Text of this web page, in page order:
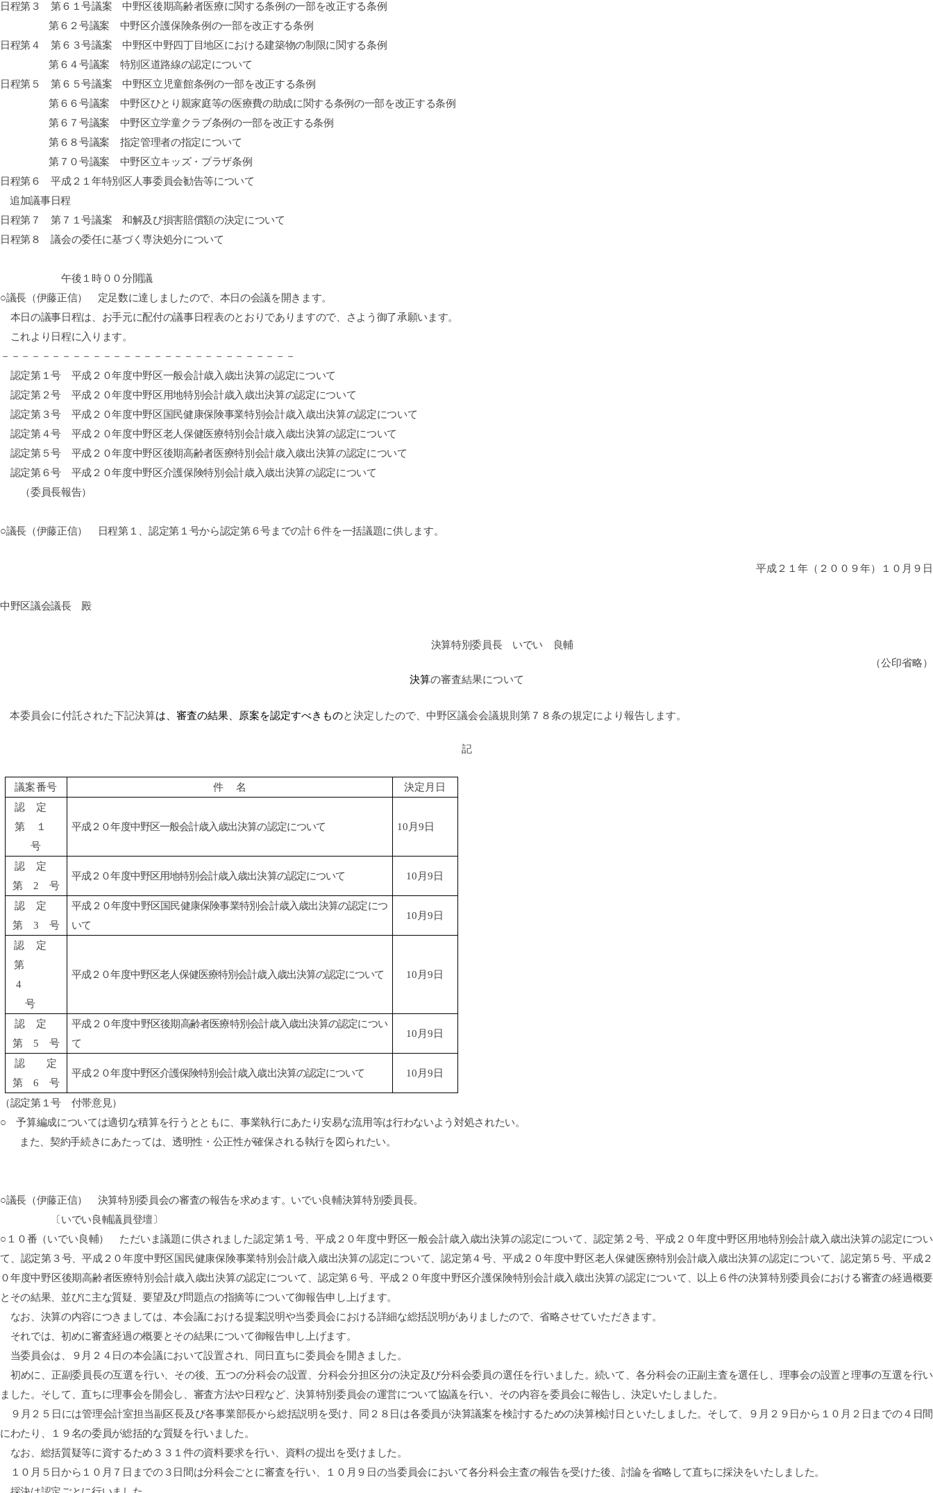
日程第３ 第６１号議案 中野区後期高齢者医療に関する条例の一部を改正する条例
第６２号議案 中野区介護保険条例の一部を改正する条例
日程第４ 第６３号議案 中野区中野四丁目地区における建築物の制限に関する条例
第６４号議案 特別区道路線の認定について
日程第５ 第６５号議案 中野区立児童館条例の一部を改正する条例
第６６号議案 中野区ひとり親家庭等の医療費の助成に関する条例の一部を改正する条例
第６７号議案 中野区立学童クラブ条例の一部を改正する条例
第６８号議案 指定管理者の指定について
第７０号議案 中野区立キッズ・プラザ条例
日程第６ 平成２１年特別区人事委員会勧告等について
追加議事日程
日程第７ 第７１号議案 和解及び損害賠償額の決定について
日程第８ 議会の委任に基づく専決処分について
午後１時００分開議
○議長（伊藤正信） 定足数に達しましたので、本日の会議を開きます。
本日の議事日程は、お手元に配付の議事日程表のとおりでありますので、さよう御了承願います。
これより日程に入ります。
－－－－－－－－－－－－－－－－－－－－－－－－－－－－－
認定第１号 平成２０年度中野区一般会計歳入歳出決算の認定について
認定第２号 平成２０年度中野区用地特別会計歳入歳出決算の認定について
認定第３号 平成２０年度中野区国民健康保険事業特別会計歳入歳出決算の認定について
認定第４号 平成２０年度中野区老人保健医療特別会計歳入歳出決算の認定について
認定第５号 平成２０年度中野区後期高齢者医療特別会計歳入歳出決算の認定について
認定第６号 平成２０年度中野区介護保険特別会計歳入歳出決算の認定について
（委員長報告）
○議長（伊藤正信） 日程第１、認定第１号から認定第６号までの計６件を一括議題に供します。
平成２１年（２００９年）１０月９日
中野区議会議長 殿
決算特別委員長 いでい 良輔
（公印省略）
決算の審査結果について
本委員会に付託された下記決算は、審査の結果、原案を認定すべきものと決定したので、中野区議会会議規則第７８条の規定により報告します。
記
議案番号 件名
決定月日
認定
第 １
号
平成２０年度中野区一般会計歳入歳出決算の認定について 10月9日
認定
第 2 号
平成２０年度中野区用地特別会計歳入歳出決算の認定について 10月9日
認定
第 3 号
平成２０年度中野区国民健康保険事業特別会計歳入歳出決算の認定につ
いて
10月9日
認定
第
4
号
平成２０年度中野区老人保健医療特別会計歳入歳出決算の認定について 10月9日
認定
第 5 号
平成２０年度中野区後期高齢者医療特別会計歳入歳出決算の認定につい
て
10月9日
認 定
第 6 号
平成２０年度中野区介護保険特別会計歳入歳出決算の認定について 10月9日
（認定第１号 付帯意見）
○ 予算編成については適切な積算を行うとともに、事業執行にあたり安易な流用等は行わないよう対処されたい。
また、契約手続きにあたっては、透明性・公正性が確保される執行を図られたい。
○議長（伊藤正信） 決算特別委員会の審査の報告を求めます。いでい良輔決算特別委員長。
〔いでい良輔議員登壇〕
○１０番（いでい良輔） ただいま議題に供されました認定第１号、平成２０年度中野区一般会計歳入歳出決算の認定について、認定第２号、平成２０年度中野区用地特別会計歳入歳出決算の認定につい
て、認定第３号、平成２０年度中野区国民健康保険事業特別会計歳入歳出決算の認定について、認定第４号、平成２０年度中野区老人保健医療特別会計歳入歳出決算の認定について、認定第５号、平成２
０年度中野区後期高齢者医療特別会計歳入歳出決算の認定について、認定第６号、平成２０年度中野区介護保険特別会計歳入歳出決算の認定について、以上６件の決算特別委員会における審査の経過概要
とその結果、並びに主な質疑、要望及び問題点の指摘等について御報告申し上げます。
なお、決算の内容につきましては、本会議における提案説明や当委員会における詳細な総括説明がありましたので、省略させていただきます。
それでは、初めに審査経過の概要とその結果について御報告申し上げます。
当委員会は、９月２４日の本会議において設置され、同日直ちに委員会を開きました。
初めに、正副委員長の互選を行い、その後、五つの分科会の設置、分科会分担区分の決定及び分科会委員の選任を行いました。続いて、各分科会の正副主査を選任し、理事会の設置と理事の互選を行い
ました。そして、直ちに理事会を開会し、審査方法や日程など、決算特別委員会の運営について協議を行い、その内容を委員会に報告し、決定いたしました。
９月２５日には管理会計室担当副区長及び各事業部長から総括説明を受け、同２８日は各委員が決算議案を検討するための決算検討日といたしました。そして、９月２９日から１０月２日までの４日間
にわたり、１９名の委員が総括的な質疑を行いました。
なお、総括質疑等に資するため３３１件の資料要求を行い、資料の提出を受けました。
１０月５日から１０月７日までの３日間は分科会ごとに審査を行い、１０月９日の当委員会において各分科会主査の報告を受けた後、討論を省略して直ちに採決をいたしました。